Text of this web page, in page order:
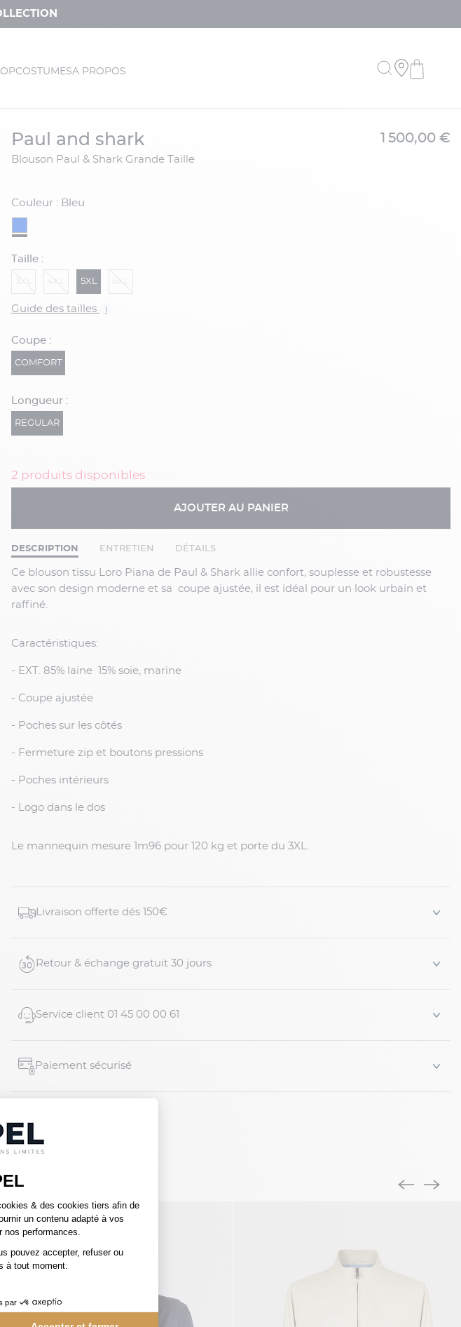
COSTUMESA PROPOS
paul and shark
Blouson Paul & Shark Grande Taille
1 500,00 €
Couleur : Bleu
Taille :
5XL
Guide des tailles i
Coupe :
COMFORT
Longueur :
REGULAR
2 produits disponibles
AJOUTER AU PANIER
DESCRIPTION ENTRETIEN DÉTAILS
Ce blouson tissu Loro Piana de Paul & Shark allie confort, souplesse et robustesse
avec son design moderne et sa coupe ajustée, il est idéal pour un look urbain et
raffiné.
Caractéristiques:
- EXT. 85% laine 15% soie, marine
- Coupe ajustée
- Poches sur les côtés
- Fermeture zip et boutons pressions
- Poches intérieurs
- Logo dans le dos
Le mannequin mesure 1m96 pour 120 kg et porte du 3XL.
Livraison offerte dés 150€
Retour & échange gratuit 30 jours
Service client 01 45 00 00 61
Paiement sécurisé